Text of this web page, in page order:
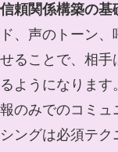
頼関係構築の基
、声のトーン、
ることで、相手
ようになります
のみでのコミュ
ングは必須テク